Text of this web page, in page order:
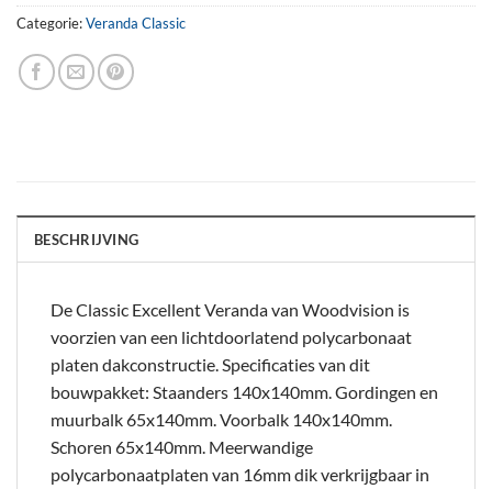
Categorie:Veranda Classic
BESCHRIJVING
De Classic Excellent Veranda van Woodvision is
voorzien van een lichtdoorlatend polycarbonaat
platen dakconstructie. Specificaties van dit
bouwpakket: Staanders 140x140mm. Gordingen en
muurbalk 65x140mm. Voorbalk 140x140mm.
Schoren 65x140mm. Meerwandige
polycarbonaatplaten van 16mm dik verkrijgbaar in